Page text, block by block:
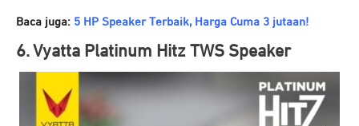
Baca juga: 5 HP Speaker Terbaik, Harga Cuma 3 jutaan!
6. Vyatta Platinum Hitz TWS Speaker